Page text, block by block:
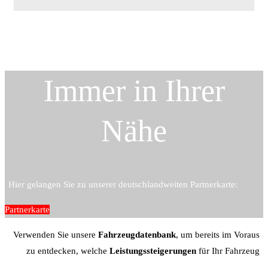
Immer in Ihrer
Nähe
Hier gelangen Sie zu unserer deutschlandweiten Partnerkarte:
Partnerkarte
Verwenden Sie unsere Fahrzeugdatenbank, um bereits im Voraus
zu entdecken, welche Leistungssteigerungen für Ihr Fahrzeug